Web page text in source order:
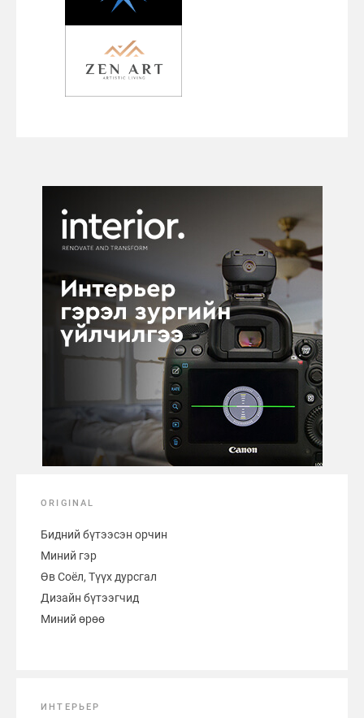
ORIGINAL
Бидний бүтээсэн орчин
Миний гэр
Өв Соёл, Түүх дурсгал
Дизайн бүтээгчид
Миний өрөө
ИНТЕРЬЕР